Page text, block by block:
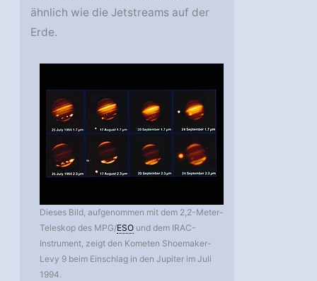
ähnlich wie die Jetstreams auf der
Erde.
Dieses Bild, aufgenommen mit dem 2,2-Meter-
Teleskop des MPG/ESO und dem IRAC-
Instrument, zeigt den Kometen Shoemaker-
Levy 9 beim Einschlag in den Jupiter im Juli
1994.